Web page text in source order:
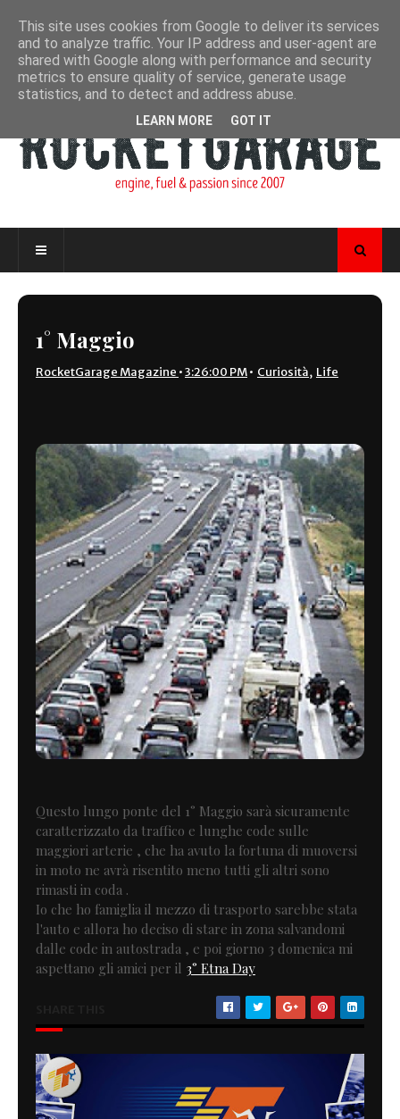
1° Maggio
RocketGarage Magazine •3:26:00 PM• Curiosità, Life
Questo lungo ponte del 1° Maggio sarà sicuramente
caratterizzato da traffico e lunghe code sulle
maggiori arterie , che ha avuto la fortuna di muoversi
in moto ne avrà risentito meno tutti gli altri sono
rimasti in coda .
Io che ho famiglia il mezzo di trasporto sarebbe stata
l'auto e allora ho deciso di stare in zona salvandomi
dalle code in autostrada , e poi giorno 3 domenica mi
aspettano gli amici per il 3° Etna Day
This site uses cookies from Google to deliver its services
and to analyze traffic. Your IP address and user-agent are
shared with Google along with performance and security
metrics to ensure quality of service, generate usage
statistics, and to detect and address abuse.
LEARN MORE GOT IT